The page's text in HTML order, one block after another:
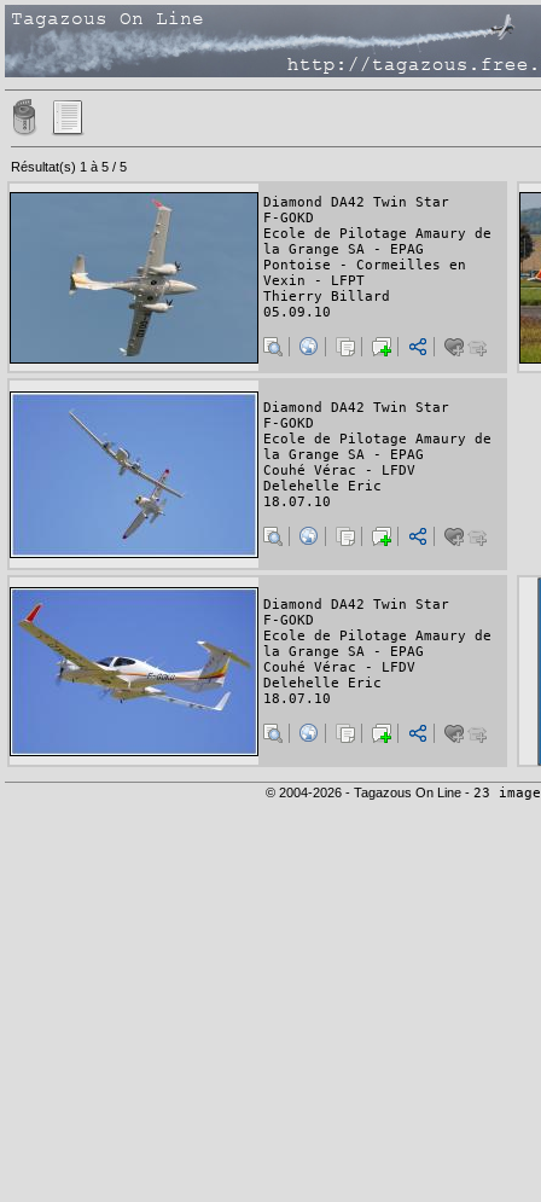
Résultat(s) 1 à 5 / 5
Diamond DA42 Twin Star
F-GOKD
Ecole de Pilotage Amaury de
la Grange SA - EPAG
Pontoise - Cormeilles en
Vexin - LFPT
Thierry Billard
05.09.10
Diamond DA42 Twin Star
F-GOKD
Ecole de Pilotage Amaury de
la Grange SA - EPAG
Couhé Vérac - LFDV
Delehelle Eric
18.07.10
Diamond DA42 Twin Star
F-GOKD
Ecole de Pilotage Amaury de
la Grange SA - EPAG
Couhé Vérac - LFDV
Delehelle Eric
18.07.10
© 2004-2026 - Tagazous On Line - 23